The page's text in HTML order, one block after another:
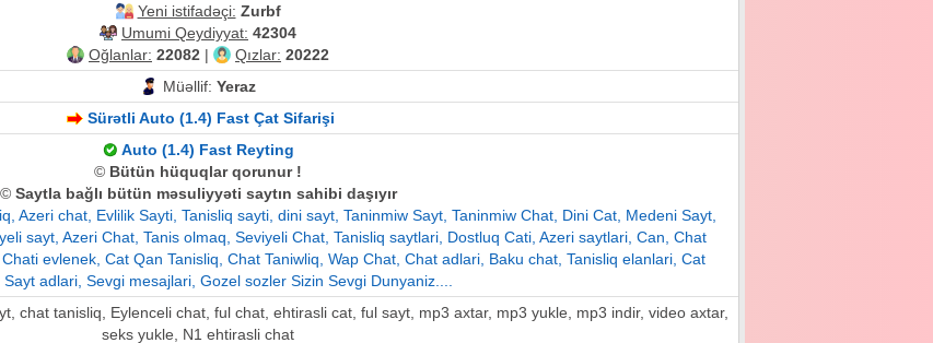
Yeni istifadəçi: Zurbf
Umumi Qeydiyyat: 42304
Oğlanlar: 22082 | Qızlar: 20222
Müəllif: Yeraz
Sürətli Auto (1.4) Fast Çat Sifarişi
Auto (1.4) Fast Reyting
© Bütün hüquqlar qorunur !
© Saytla bağlı bütün məsuliyyəti saytın sahibi daşıyır
Azeri chat, Evlilik Sayti, Tanisliq sayti, dini sayt, Taninmiw Sayt, Taninmiw Chat, Dini Cat, Medeni Sayt,
sayt, Azeri Chat, Tanis olmaq, Seviyeli Chat, Tanisliq saytlari, Dostluq Cati, Azeri saytlari, Can, Chat
evlenek, Cat Qan Tanisliq, Chat Taniwliq, Wap Chat, Chat adlari, Baku chat, Tanisliq elanlari, Cat
adlari, Sevgi mesajlari, Gozel sozler Sizin Sevgi Dunyaniz....
chat tanisliq, Eylenceli chat, ful chat, ehtirasli cat, ful sayt, mp3 axtar, mp3 yukle, mp3 indir, video axtar,
seks yukle, N1 ehtirasli chat